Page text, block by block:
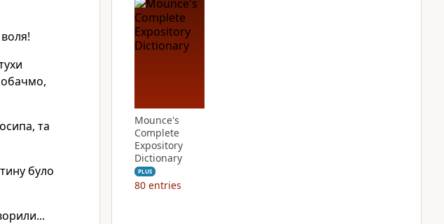
та
було
Mounce's
Complete
Expository
Dictionary
PLUS
80 entries